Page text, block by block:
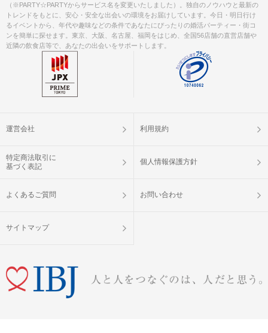
（※PARTY☆PARTYからサービス名を変更いたしました）。独自のノウハウと最新の
トレンドをもとに、安心・安全な出会いの環境をお届けしています。今日・明日行け
るイベントから、年代や趣味などの条件であなたにぴったりの婚活パーティー・街コ
ンを簡単に探せます。東京、大阪、名古屋、福岡をはじめ、全国56店舗の直営店舗や
近隣の飲食店等で、あなたの出会いをサポートします。
運営会社 利用規約
特定商法取引に
基づく表記
個人情報保護方針
よくあるご質問 お問い合わせ
サイトマップ